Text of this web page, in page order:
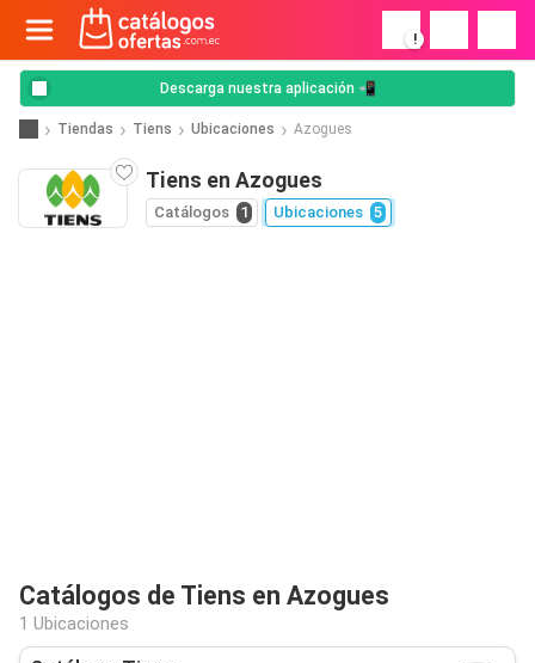
!
Descarga nuestra aplicación 📲
Tiendas Tiens Ubicaciones Azogues
Tiens en Azogues
Catálogos 1 Ubicaciones 5
Catálogos de Tiens en Azogues
1 Ubicaciones